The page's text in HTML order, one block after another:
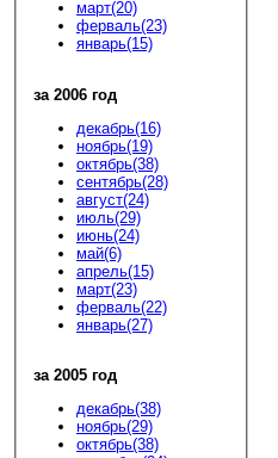
март(20)
ферваль(23)
январь(15)
за 2006 год
декабрь(16)
ноябрь(19)
октябрь(38)
сентябрь(28)
август(24)
июль(29)
июнь(24)
май(6)
апрель(15)
март(23)
ферваль(22)
январь(27)
за 2005 год
декабрь(38)
ноябрь(29)
октябрь(38)